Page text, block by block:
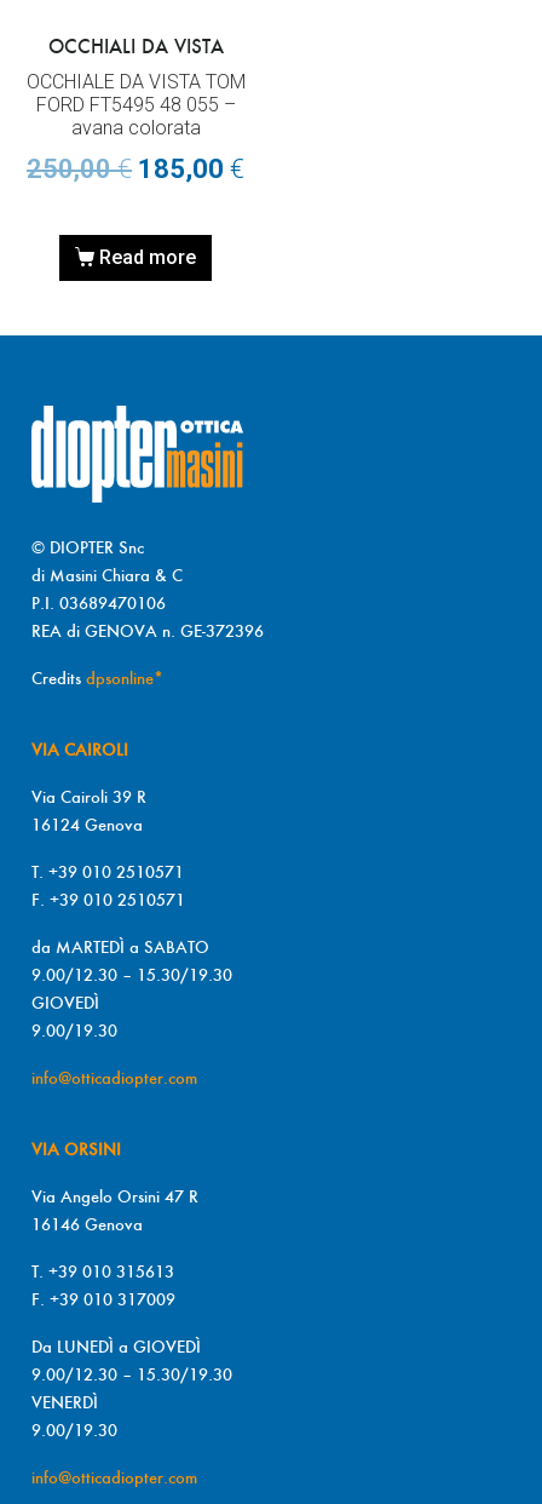
OCCHIALI DA VISTA
OCCHIALE DA VISTA TOM
FORD FT5495 48 055 –
avana colorata
250,00€ 185,00 €
Read more
© DIOPTER Snc
di Masini Chiara & C
P.I. 03689470106
REA di GENOVA n. GE-372396
Credits dpsonline*
VIA CAIROLI
Via Cairoli 39 R
16124 Genova
T. +39 010 2510571
F. +39 010 2510571
da MARTEDÌ a SABATO
9.00/12.30 – 15.30/19.30
GIOVEDÌ
9.00/19.30
info@otticadiopter.com
VIA ORSINI
Via Angelo Orsini 47 R
16146 Genova
T. +39 010 315613
F. +39 010 317009
Da LUNEDÌ a GIOVEDÌ
9.00/12.30 – 15.30/19.30
VENERDÌ
9.00/19.30
info@otticadiopter.com